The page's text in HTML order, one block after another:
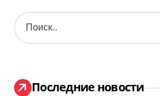
Н
а
:
Последние новости